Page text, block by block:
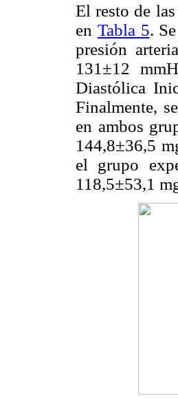
El resto de
en Tabla 5.
presión
131±12
Diastólica
Finalmente,
en ambos
144,8±36,5
el grupo
118,5±53,1